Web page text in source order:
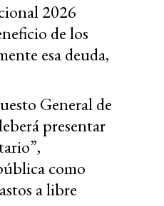
2026
de los
esa deuda,
General de
presentar
como
a libre